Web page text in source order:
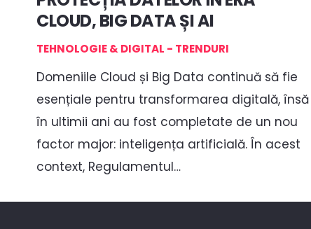
CLOUD, BIG DATA ȘI AI
TEHNOLOGIE & DIGITAL - TRENDURI
Domeniile Cloud și Big Data continuă să fie
esențiale pentru transformarea digitală, însă
în ultimii ani au fost completate de un nou
factor major: inteligența artificială. În acest
context, Regulamentul…